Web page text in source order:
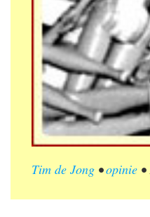
Tim de Jong •opinie •